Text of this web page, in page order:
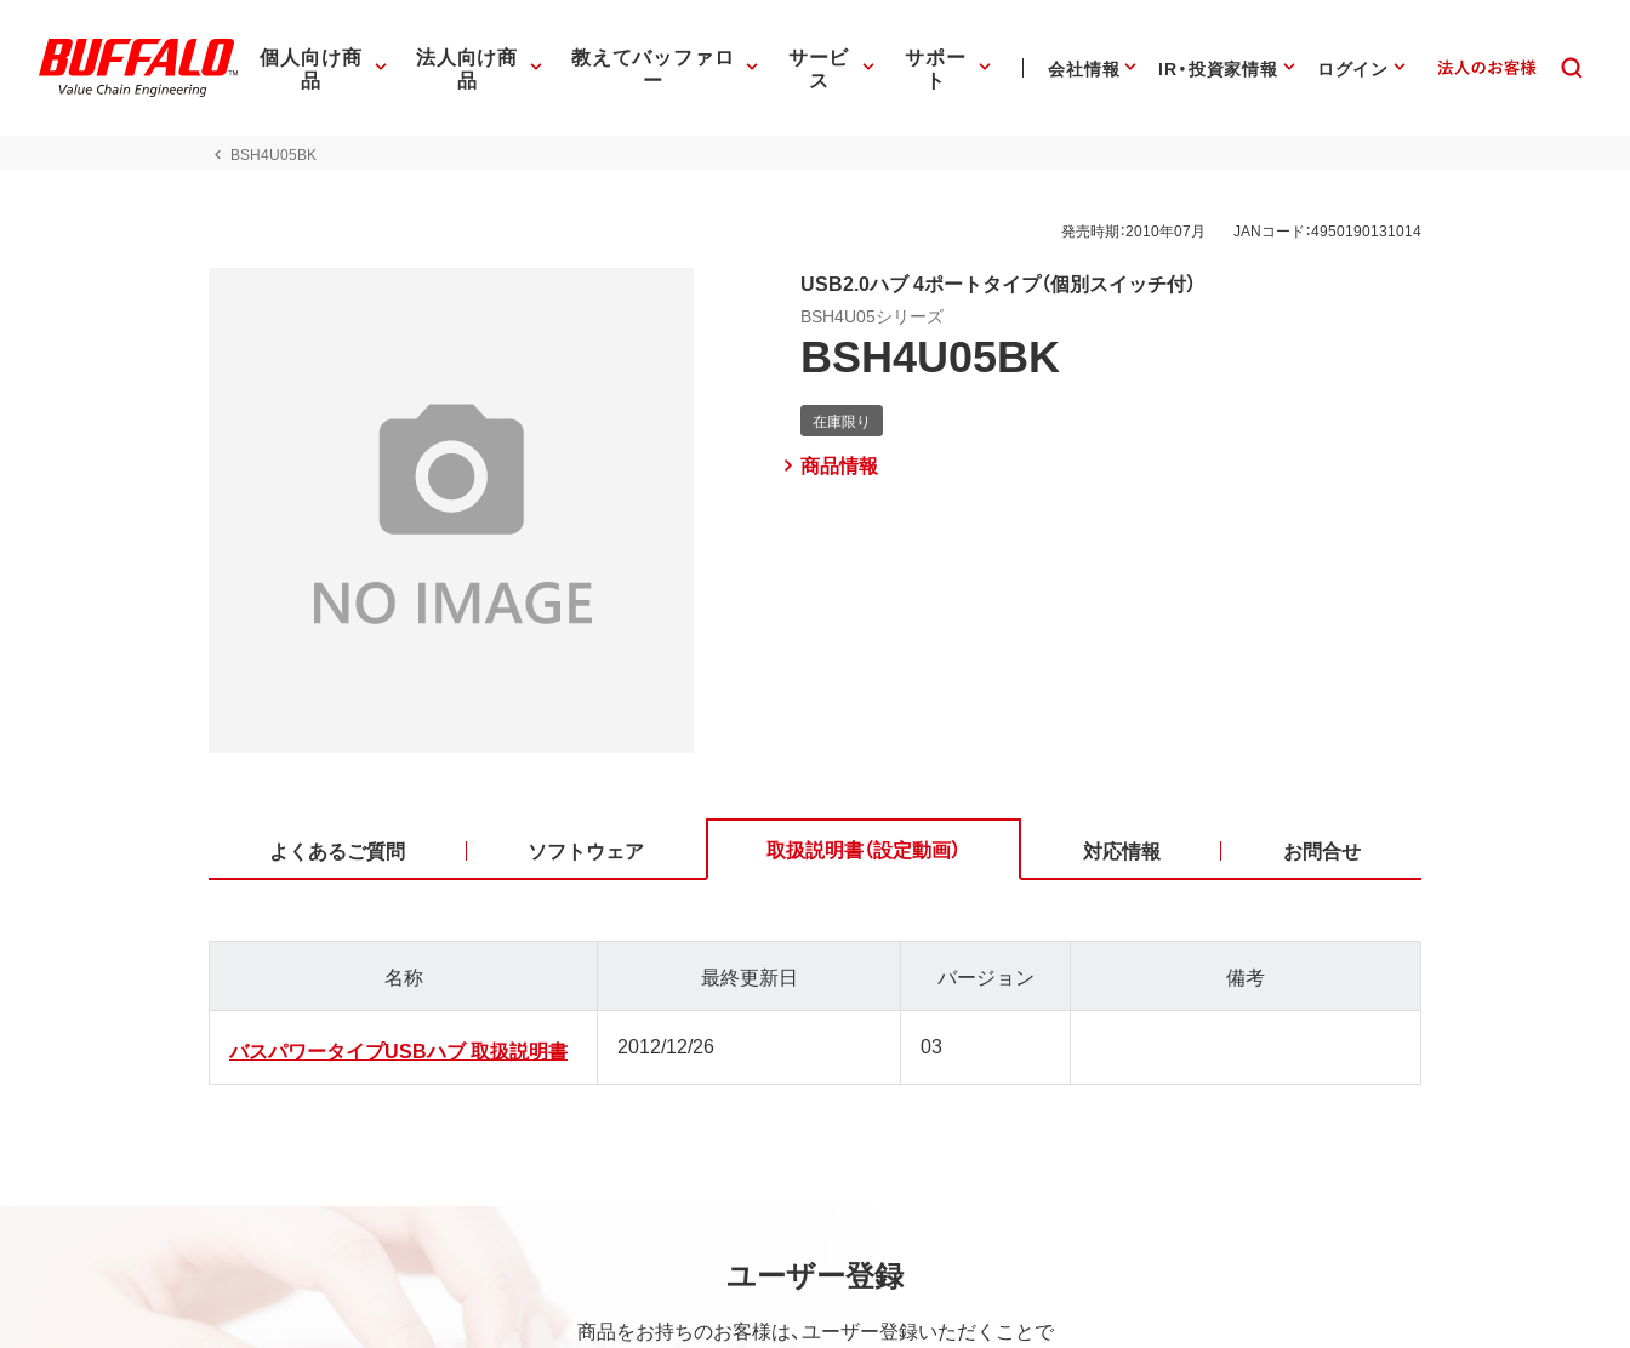
個人向け商
品
法人向け商
品
教えてバッファロ
ー
サービ
ス
サポー
ト 会社情報 IR・投資家情報 ログイン
BSH4U05BK
発売時期：2010年07月 JANコード：4950190131014
USB2.0ハブ 4ポートタイプ（個別スイッチ付）
BSH4U05シリーズ
BSH4U05BK
商品情報
よくあるご質問 ソフトウェア 取扱説明書（設定動画） 対応情報 お問合せ
名称 最終更新日 バージョン 備考
バスパワータイプUSBハブ 取扱説明書 2012/12/26 03
ユーザー登録
商品をお持ちのお客様は、ユーザー登録いただくことで